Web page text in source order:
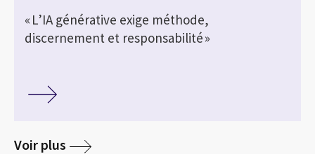
« L’IA générative exige méthode,
discernement et responsabilité »
Voir plus